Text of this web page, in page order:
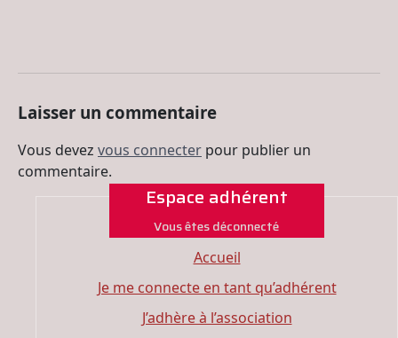
Laisser un commentaire
Vous devez vous connecter pour publier un
commentaire.
Espace adhérent
Vous êtes déconnecté
Accueil
Je me connecte en tant qu’adhérent
J’adhère à l’association